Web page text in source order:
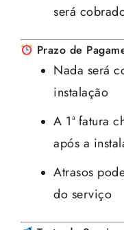
será
Prazo de
Nada será
instalação
A 1ª fatura
após a
Atrasos
do serviço